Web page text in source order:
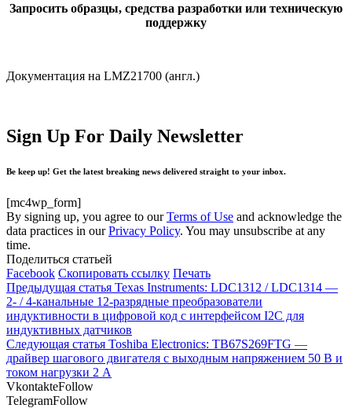
Запросить образцы, средства разработки или техническую
поддержку
Документация на LMZ21700 (англ.)
Sign Up For Daily Newsletter
Be keep up! Get the latest breaking news delivered straight to your inbox.
[mc4wp_form]
By signing up, you agree to ourTerms of Use and acknowledge the
data practices in ourPrivacy Policy. You may unsubscribe at any
time.
Поделиться статьей
Facebook Скопировать ссылку Печать
Предыдущая статья Texas Instruments: LDC1312 / LDC1314 —
2- / 4-канальные 12-разрядные преобразователи
индуктивности в цифровой код с интерфейсом I2C для
индуктивных датчиков
Следующая статья Toshiba Electronics: TB67S269FTG —
драйвер шагового двигателя с выходным напряжением 50 В и
током нагрузки 2 А
VkontakteFollow
TelegramFollow